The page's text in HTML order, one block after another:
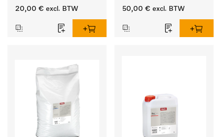
hardnekkige
20,00 € excl. BTW
wit wasgoed en
50,00 € excl. BTW